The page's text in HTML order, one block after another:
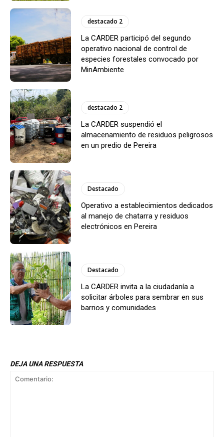
destacado 2
La CARDER participó del segundo
operativo nacional de control de
especies forestales convocado por
MinAmbiente
destacado 2
La CARDER suspendió el
almacenamiento de residuos peligrosos
en un predio de Pereira
Destacado
Operativo a establecimientos dedicados
al manejo de chatarra y residuos
electrónicos en Pereira
Destacado
La CARDER invita a la ciudadanía a
solicitar árboles para sembrar en sus
barrios y comunidades
DEJA UNA RESPUESTA